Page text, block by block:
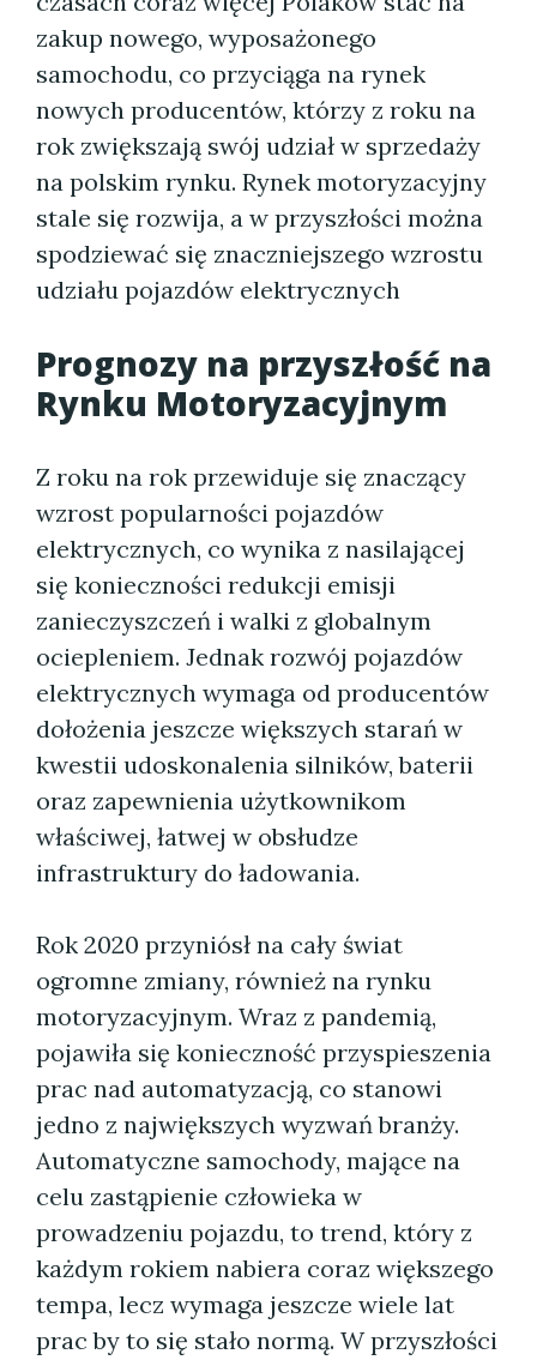
zakup nowego, wyposażonego
samochodu, co przyciąga na rynek
nowych producentów, którzy z roku na
rok zwiększają swój udział w sprzedaży
na polskim rynku. Rynek motoryzacyjny
stale się rozwija, a w przyszłości można
spodziewać się znaczniejszego wzrostu
udziału pojazdów elektrycznych
Prognozy na przyszłość na
Rynku Motoryzacyjnym
Z roku na rok przewiduje się znaczący
wzrost popularności pojazdów
elektrycznych, co wynika z nasilającej
się konieczności redukcji emisji
zanieczyszczeń i walki z globalnym
ociepleniem. Jednak rozwój pojazdów
elektrycznych wymaga od producentów
dołożenia jeszcze większych starań w
kwestii udoskonalenia silników, baterii
oraz zapewnienia użytkownikom
właściwej, łatwej w obsłudze
infrastruktury do ładowania.
Rok 2020 przyniósł na cały świat
ogromne zmiany, również na rynku
motoryzacyjnym. Wraz z pandemią,
pojawiła się konieczność przyspieszenia
prac nad automatyzacją, co stanowi
jedno z największych wyzwań branży.
Automatyczne samochody, mające na
celu zastąpienie człowieka w
prowadzeniu pojazdu, to trend, który z
każdym rokiem nabiera coraz większego
tempa, lecz wymaga jeszcze wiele lat
prac by to się stało normą. W przyszłości